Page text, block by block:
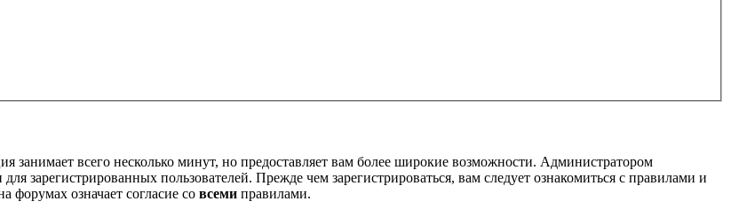
всего несколько минут, но предоставляет вам более широкие возможности. Администратором
зарегистрированных пользователей. Прежде чем зарегистрироваться, вам следует ознакомиться с правилами и
означает согласие со всеми правилами.